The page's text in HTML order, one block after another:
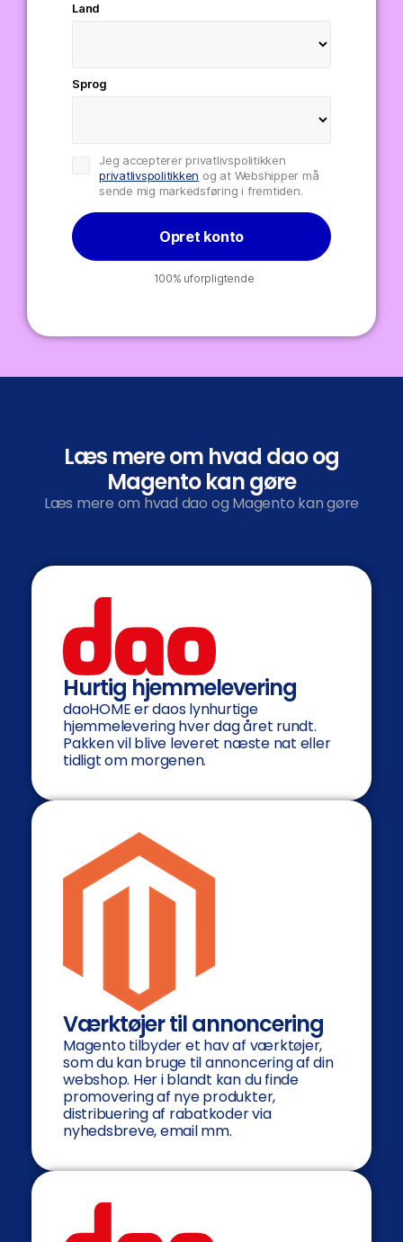
Land
Sprog
Jeg accepterer privatlivspolitikken
privatlivspolitikken og at Webshipper må
sende mig markedsføring i fremtiden.
Opret konto
100% uforpligtende
Læs mere om hvad dao og
Magento kan gøre
Læs mere om hvad dao og Magento kan gøre
Hurtig hjemmelevering
daoHOME er daos lynhurtige
hjemmelevering hver dag året rundt.
Pakken vil blive leveret næste nat eller
tidligt om morgenen.
Værktøjer til annoncering
Magento tilbyder et hav af værktøjer,
som du kan bruge til annoncering af din
webshop. Her i blandt kan du finde
promovering af nye produkter,
distribuering af rabatkoder via
nyhedsbreve, email mm.